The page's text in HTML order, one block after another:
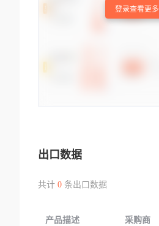
登录查看更多
出口数据
共计 0条出口数据
产品描述 采购商